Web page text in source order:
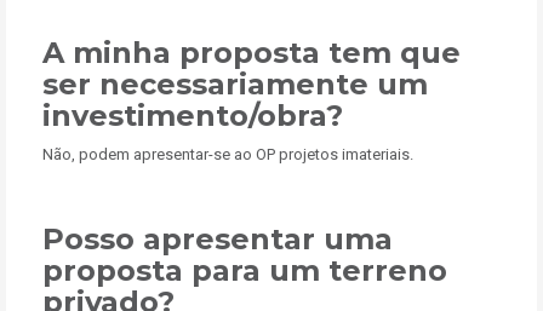
A minha proposta tem que
ser necessariamente um
investimento/obra?
Não, podem apresentar-se ao OP projetos imateriais.
Posso apresentar uma
proposta para um terreno
privado?